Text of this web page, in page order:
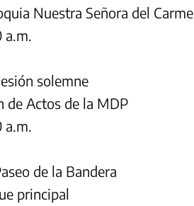
Nuestra Señora del
a.m.
solemne
de Actos de la MDP
a.m.
de la Bandera
principal